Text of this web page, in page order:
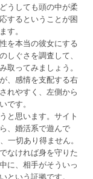
うしても頭の中が柔
するということが困
す。
を本当の彼女にする
ぐさを調査して、
ってみましょう。
、感情を支配する右
れやすく、左側から
です。
と思います。サイト
、婚活系で遊んで
一切あり得ません。
なければ身を守りた
に、相手がそういっ
という証拠です。